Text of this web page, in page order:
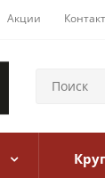
Акции